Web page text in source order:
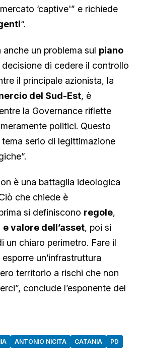
‘captive'” e richiede
“.
un problema sul piano
decisione di cedere il controllo
il principale azionista, la
del Sud-Est, è
la Governance riflette
politici. Questo
serio di legittimazione
è una battaglia ideologica
che chiede è
si definiscono regole,
e valore dell’asset, poi si
un chiaro perimetro. Fare il
un’infrastruttura
territorio a rischi che non
conclude l’esponente del
ANTONIO NICITA CATANIA
PD